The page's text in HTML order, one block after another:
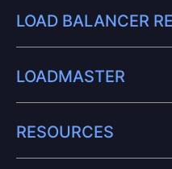
LOAD BALANCER
LOADMASTER
RESOURCES